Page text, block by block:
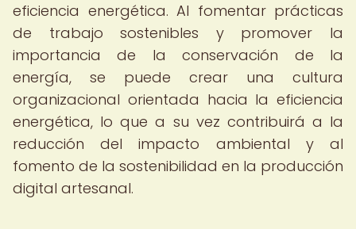
eficiencia energética. Al fomentar prácticas
de trabajo sostenibles y promover la
importancia de la conservación de la
energía, se puede crear una cultura
organizacional orientada hacia la eficiencia
energética, lo que a su vez contribuirá a la
reducción del impacto ambiental y al
fomento de la sostenibilidad en la producción
digital artesanal.